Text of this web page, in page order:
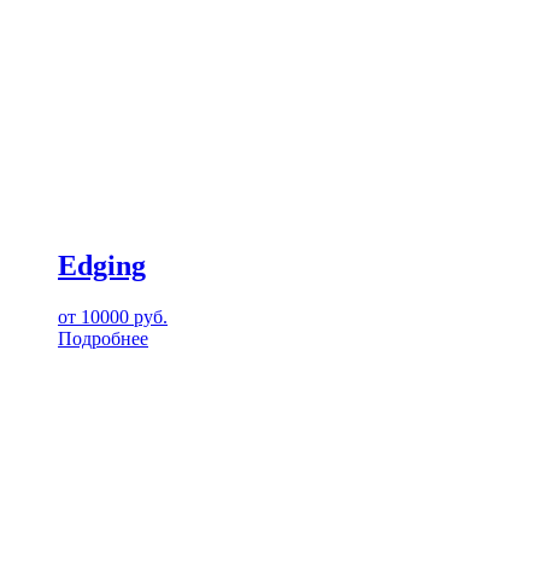
Edging
от 10000 руб.
Подробнее